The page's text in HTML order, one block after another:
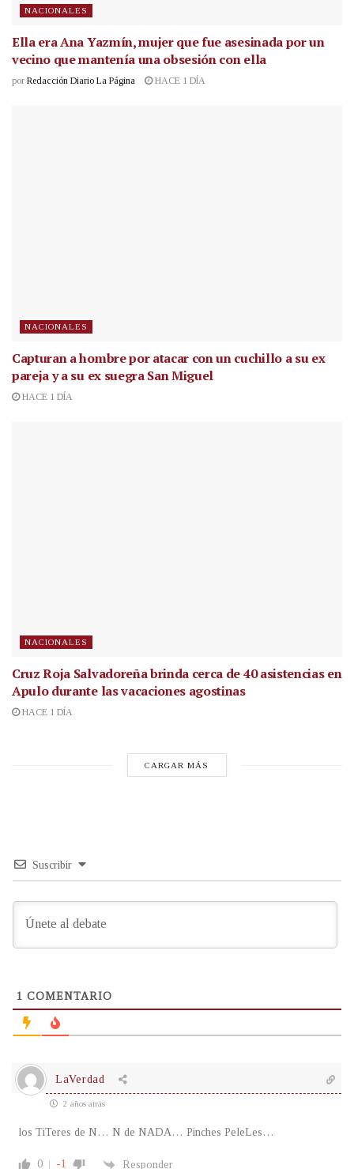
NACIONALES
Ella era Ana Yazmín, mujer que fue asesinada por un
vecino que mantenía una obsesión con ella
por Redacción Diario La Página HACE 1 DÍA
NACIONALES
Capturan a hombre por atacar con un cuchillo a su ex
pareja y a su ex suegra San Miguel
HACE 1 DÍA
NACIONALES
Cruz Roja Salvadoreña brinda cerca de 40 asistencias en
Apulo durante las vacaciones agostinas
HACE 1 DÍA
CARGAR MÁS
Suscribir
1 COMENTARIO
LaVerdad
2 años atrás
los TiTeres de N… N de NADA… Pinches PeleLes…
0 -1 Responder